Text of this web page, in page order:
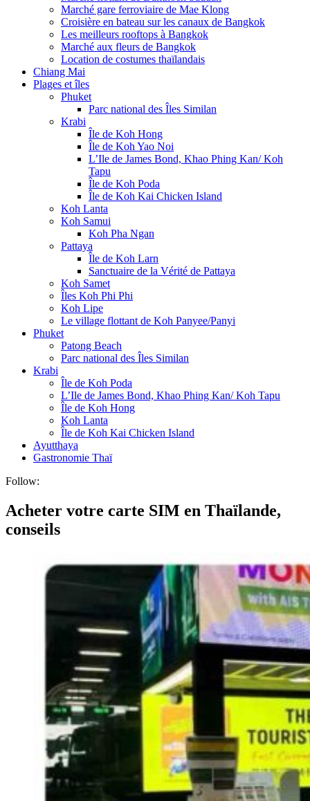
Marché gare ferroviaire de Mae Klong
Croisière en bateau sur les canaux de Bangkok
Les meilleurs rooftops à Bangkok
Marché aux fleurs de Bangkok
Location de costumes thaïlandais
Chiang Mai
Plages et îles
Phuket
Parc national des Îles Similan
Krabi
Île de Koh Hong
Île de Koh Yao Noi
L’Ile de James Bond, Khao Phing Kan/ Koh
Tapu
Île de Koh Poda
Île de Koh Kai Chicken Island
Koh Lanta
Koh Samui
Koh Pha Ngan
Pattaya
Île de Koh Larn
Sanctuaire de la Vérité de Pattaya
Koh Samet
Îles Koh Phi Phi
Koh Lipe
Le village flottant de Koh Panyee/Panyi
Phuket
Patong Beach
Parc national des Îles Similan
Krabi
Île de Koh Poda
L’Ile de James Bond, Khao Phing Kan/ Koh Tapu
Île de Koh Hong
Koh Lanta
Île de Koh Kai Chicken Island
Ayutthaya
Gastronomie Thaï
Follow:
Acheter votre carte SIM en Thaïlande,
conseils